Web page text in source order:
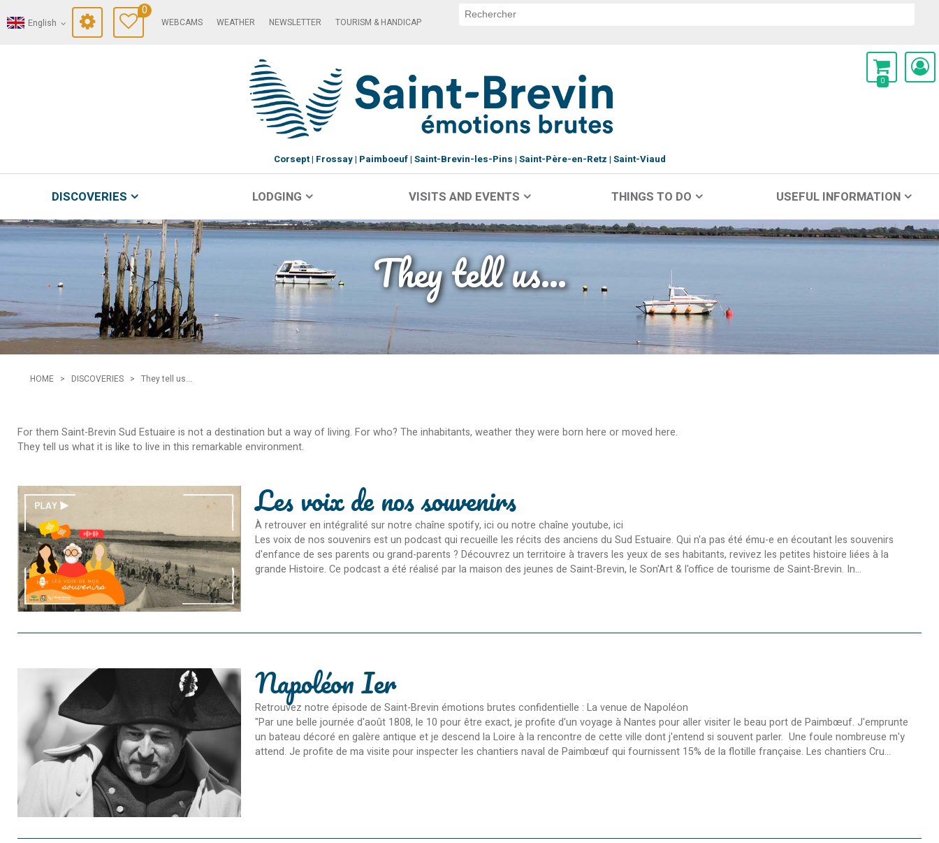
English
0
WEBCAMS WEATHER NEWSLETTER TOURISM & HANDICAP
0
Corsept Frossay Paimboeuf Saint-Brevin-les-Pins Saint-Père-en-Retz Saint-Viaud
DISCOVERIES LODGING VISITS AND EVENTS THINGS TO DO USEFUL INFORMATION
HOME > DISCOVERIES > They tell us...
They tell us...
For them Saint-Brevin Sud Estuaire is not a destination but a way of living. For who? The inhabitants, weather they were born here or moved here.
They tell us what it is like to live in this remarkable environment.
Les voix de nos souvenirs
À retrouver en intégralité sur notre chaîne spotify, ici ou notre chaîne youtube, ici
Les voix de nos souvenirs est un podcast qui recueille les récits des anciens du Sud Estuaire. Qui n'a pas été ému-e en écoutant les souvenirs
d'enfance de ses parents ou grand-parents ? Découvrez un territoire à travers les yeux de ses habitants, revivez les petites histoire liées à la
grande Histoire. Ce podcast a été réalisé par la maison des jeunes de Saint-Brevin, le Son'Art & l'office de tourisme de Saint-Brevin. In...
Napoléon Ier
Retrouvez notre épisode de Saint-Brevin émotions brutes confidentielle : La venue de Napoléon
"Par une belle journée d'août 1808, le 10 pour être exact, je profite d'un voyage à Nantes pour aller visiter le beau port de Paimbœuf. J'emprunte
un bateau décoré en galère antique et je descend la Loire à la rencontre de cette ville dont j'entend si souvent parler. Une foule nombreuse m'y
attend. Je profite de ma visite pour inspecter les chantiers naval de Paimbœuf qui fournissent 15% de la flotille française. Les chantiers Cru...